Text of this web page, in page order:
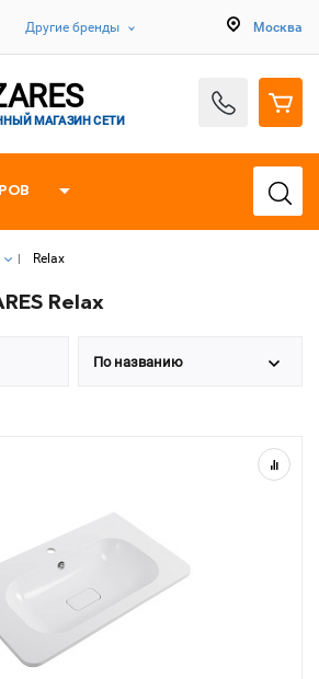
Другие бренды Москва
МАГАЗИН СЕТИ
Relax
Relax
По названию